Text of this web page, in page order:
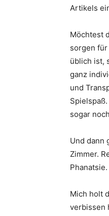
Artikels
Möchtest
sorgen für
üblich ist,
ganz
und
sogar
Und dann
Zimmer.
Mich holt
verbissen